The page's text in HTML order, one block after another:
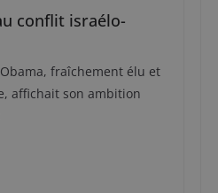
conflit israélo-
fraîchement élu et
affichait son ambition